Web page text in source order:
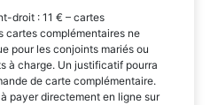
droit : 11 € – cartes
cartes complémentaires ne
pour les conjoints mariés ou
à charge. Un justificatif pourra
de carte complémentaire.
payer directement en ligne sur